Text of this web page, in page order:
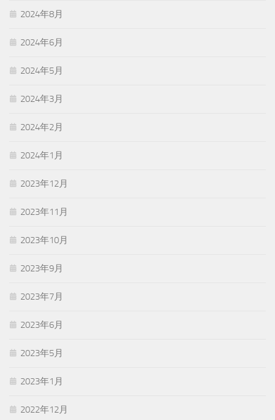
2024年8月
2024年6月
2024年5月
2024年3月
2024年2月
2024年1月
2023年12月
2023年11月
2023年10月
2023年9月
2023年7月
2023年6月
2023年5月
2023年1月
2022年12月